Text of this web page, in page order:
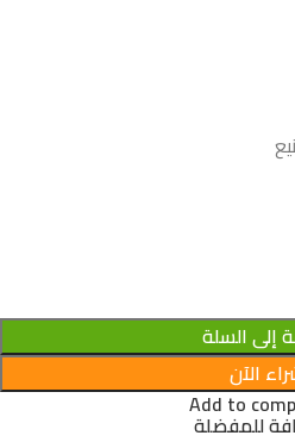
إلى السلة
الآن
Add to
للمفضلة